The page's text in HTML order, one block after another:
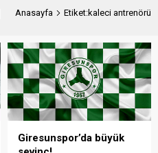
Anasayfa Etiket:kaleci antrenörü
Giresunspor’da büyük